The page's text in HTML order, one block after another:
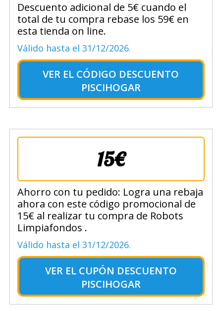
Descuento adicional de 5€ cuando el
total de tu compra rebase los 59€ en
esta tienda on line.
Válido hasta el 31/12/2026.
VER EL CÓDIGO DESCUENTO
PISCIHOGAR
15€
Ahorro con tu pedido: Logra una rebaja
ahora con este código promocional de
15€ al realizar tu compra de Robots
Limpiafondos .
Válido hasta el 31/12/2026.
VER EL CUPÓN DESCUENTO
PISCIHOGAR